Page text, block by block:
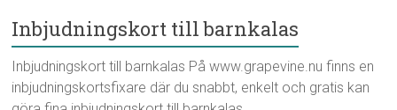
Inbjudningskort till barnkalas
Inbjudningskort till barnkalas På www.grapevine.nu finns en
inbjudningskortsfixare där du snabbt, enkelt och gratis kan